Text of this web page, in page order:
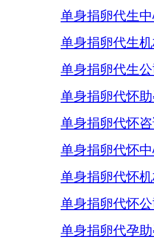
单身捐卵代生
单身捐卵代生
单身捐卵代生公
单身捐卵代怀
单身捐卵代怀
单身捐卵代怀
单身捐卵代怀
单身捐卵代怀公
单身捐卵代孕